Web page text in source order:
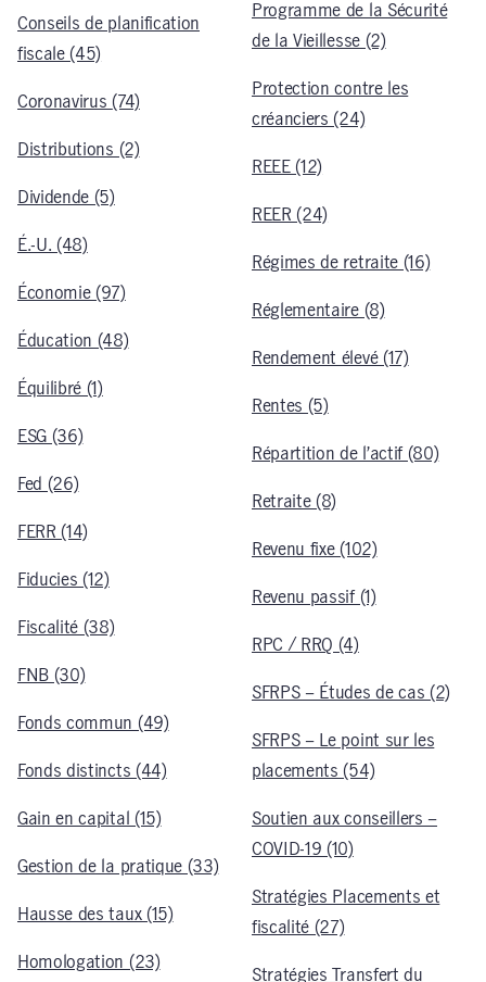
Conseils de planification
fiscale (45)
Coronavirus (74)
Distributions (2)
Dividende (5)
É.-U. (48)
Économie (97)
Éducation (48)
Équilibré (1)
ESG (36)
Fed (26)
FERR (14)
Fiducies (12)
Fiscalité (38)
FNB (30)
Fonds commun (49)
Fonds distincts (44)
Gain en capital (15)
Gestion de la pratique (33)
Hausse des taux (15)
Homologation (23)
Programme de la Sécurité
de la Vieillesse (2)
Protection contre les
créanciers (24)
REEE (12)
REER (24)
Régimes de retraite (16)
Réglementaire (8)
Rendement élevé (17)
Rentes (5)
Répartition de l’actif (80)
Retraite (8)
Revenu fixe (102)
Revenu passif (1)
RPC / RRQ (4)
SFRPS – Études de cas (2)
SFRPS – Le point sur les
placements (54)
Soutien aux conseillers –
COVID-19 (10)
Stratégies Placements et
fiscalité (27)
Stratégies Transfert du